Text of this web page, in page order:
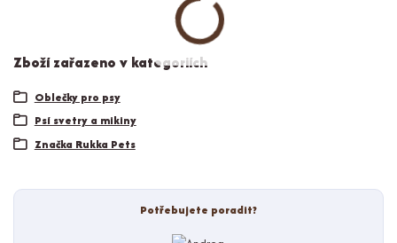
Zboží zařazeno v kategoriích
Oblečky pro psy
Psí svetry a mikiny
Značka Rukka Pets
Potřebujete poradit?